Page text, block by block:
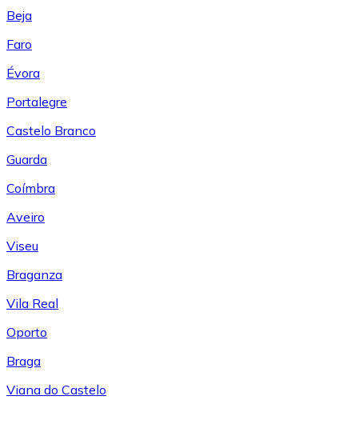
Beja
Faro
Évora
Portalegre
Castelo Branco
Guarda
Coímbra
Aveiro
Viseu
Braganza
Vila Real
Oporto
Braga
Viana do Castelo